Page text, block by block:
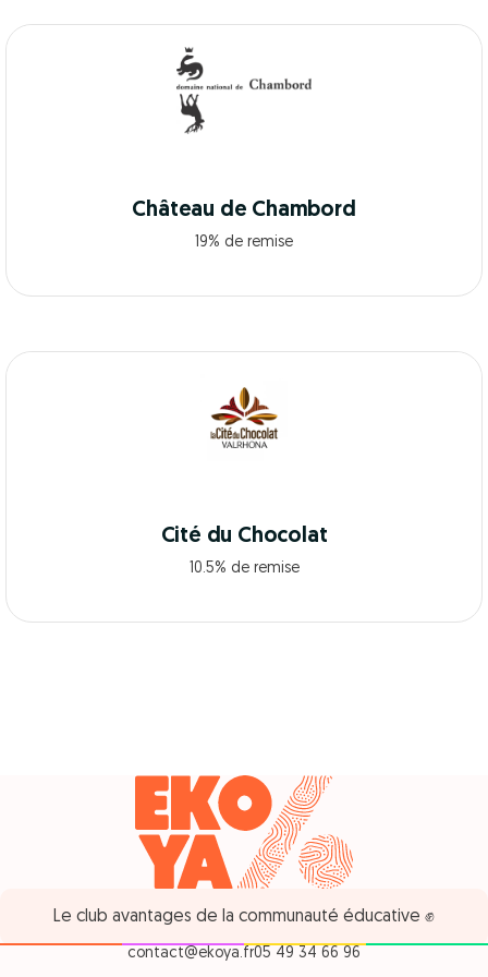
Château de Chambord
19% de remise
Cité du Chocolat
10.5% de remise
Le club avantages de la communauté éducative ✊
contact@ekoya.fr05 49 34 66 96